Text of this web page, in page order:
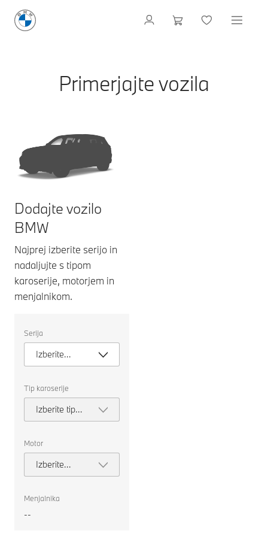
Primerjajte vozila
Dodajte vozilo
BMW
Najprej izberite serijo in
nadaljujte s tipom
karoserije, motorjem in
menjalnikom.
naslednje
lastnosti
izbiro
za
primerjavo.
Serija
Izberite
serijo
Tip karoserije
Izberite tip
karoserije
Motor
Izberite
motor
Menjalnika
--